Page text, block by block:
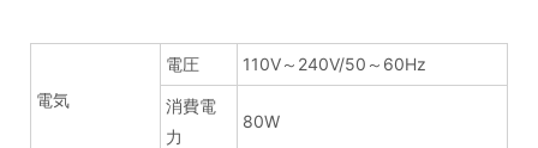
電気
電圧 110V～240V/50～60Hz
消費電
力
80W